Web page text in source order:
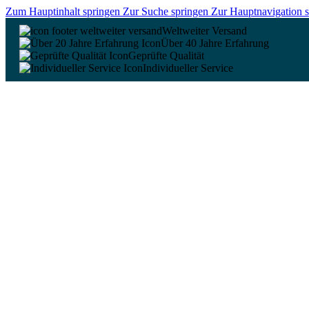
Zum Hauptinhalt springen Zur Suche springen Zur Hauptnavigation
Weltweiter Versand
Über 40 Jahre Erfahrung
Geprüfte Qualität
Individueller Service